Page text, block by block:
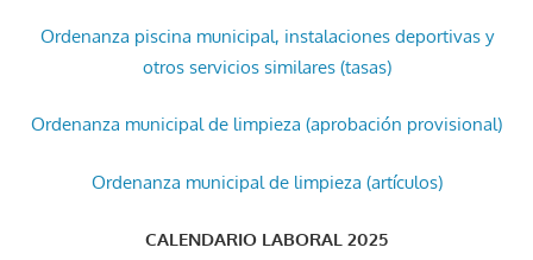
Ordenanza piscina municipal, instalaciones deportivas y
otros servicios similares (tasas)
Ordenanza municipal de limpieza (aprobación provisional)
Ordenanza municipal de limpieza (artículos)
CALENDARIO LABORAL 2025